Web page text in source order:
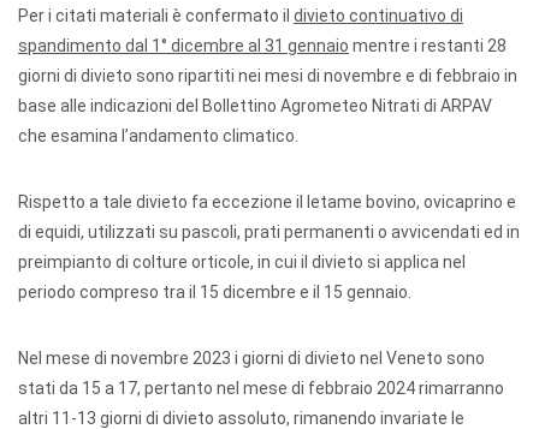
Per i citati materiali è confermato il divieto continuativo di
spandimento dal 1° dicembre al 31 gennaio mentre i restanti 28
giorni di divieto sono ripartiti nei mesi di novembre e di febbraio in
base alle indicazioni del Bollettino Agrometeo Nitrati di ARPAV
che esamina l’andamento climatico.
Rispetto a tale divieto fa eccezione il letame bovino, ovicaprino e
di equidi, utilizzati su pascoli, prati permanenti o avvicendati ed in
preimpianto di colture orticole, in cui il divieto si applica nel
periodo compreso tra il 15 dicembre e il 15 gennaio.
Nel mese di novembre 2023 i giorni di divieto nel Veneto sono
stati da 15 a 17, pertanto nel mese di febbraio 2024 rimarranno
altri 11-13 giorni di divieto assoluto, rimanendo invariate le